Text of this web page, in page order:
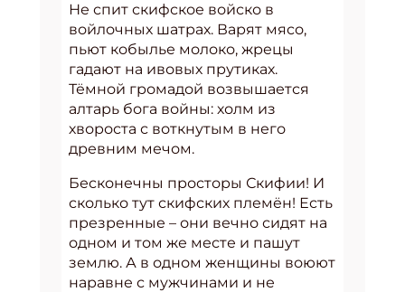
Не спит скифское войско в
войлочных шатрах. Варят мясо,
пьют кобылье молоко, жрецы
гадают на ивовых прутиках.
Тёмной громадой возвышается
алтарь бога войны: холм из
хвороста с воткнутым в него
древним мечом.
Бесконечны просторы Скифии! И
сколько тут скифских племён! Есть
презренные – они вечно сидят на
одном и том же месте и пашут
землю. А в одном женщины воюют
наравне с мужчинами и не